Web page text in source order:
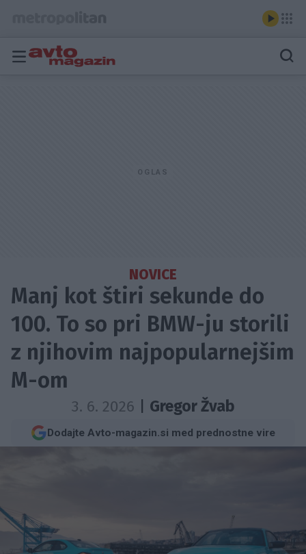
NOVICE
Manj kot štiri sekunde do
100. To so pri BMW-ju storili
z njihovim najpopularnejšim
M-om
3. 6. 2026 Gregor Žvab
Dodajte Avto-magazin.si med prednostne vire